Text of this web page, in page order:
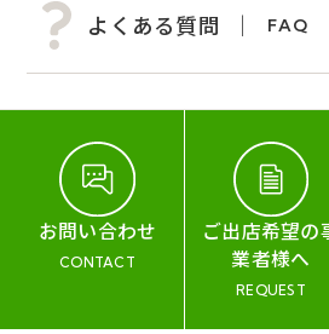
よくある質問 FAQ
お問い合わせ
CONTACT
ご出店希望の
業者様へ
REQUEST